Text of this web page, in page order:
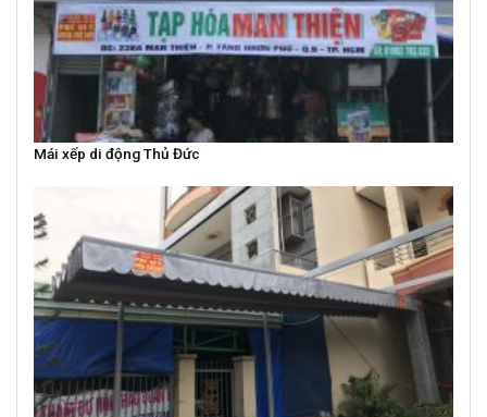
Mái xếp di động Thủ Đức